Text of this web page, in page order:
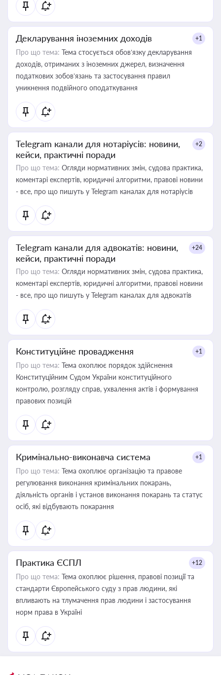
Декларування іноземних доходів +1
Про що тема: Тема стосується обов’язку декларування
доходів, отриманих з іноземних джерел, визначення
податкових зобов’язань та застосування правил
уникнення подвійного оподаткування
Telegram канали для нотаріусів: новини,
кейси, практичні поради
+2
Про що тема: Огляди нормативних змін, судова практика,
коментарі експертів, юридичні алгоритми, правові новини
- все, про що пишуть у Telegram каналах для нотаріусів
Telegram канали для адвокатів: новини,
кейси, практичні поради
+24
Про що тема: Огляди нормативних змін, судова практика,
коментарі експертів, юридичні алгоритми, правові новини
- все, про що пишуть у Telegram каналах для адвокатів
Конституційне провадження +1
Про що тема: Тема охоплює порядок здійснення
Конституційним Судом України конституційного
контролю, розгляду справ, ухвалення актів і формування
правових позицій
Кримінально-виконавча система +1
Про що тема: Тема охоплює організацію та правове
регулювання виконання кримінальних покарань,
діяльність органів і установ виконання покарань та статус
осіб, які відбувають покарання
Практика ЄСПЛ +12
Про що тема: Тема охоплює рішення, правові позиції та
стандарти Європейського суду з прав людини, які
впливають на тлумачення прав людини і застосування
норм права в Україні